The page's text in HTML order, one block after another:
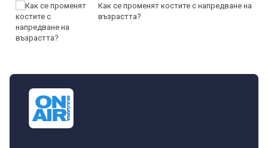
Как се променят костите с напредване на
възрастта?